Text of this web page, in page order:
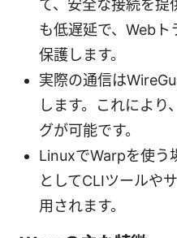
て、安全な接続を提
も低遅延で、Webト
保護します。
実際の通信は
します。これにより
グが可能です。
LinuxでWarpを使う
としてCLIツールや
用されます。